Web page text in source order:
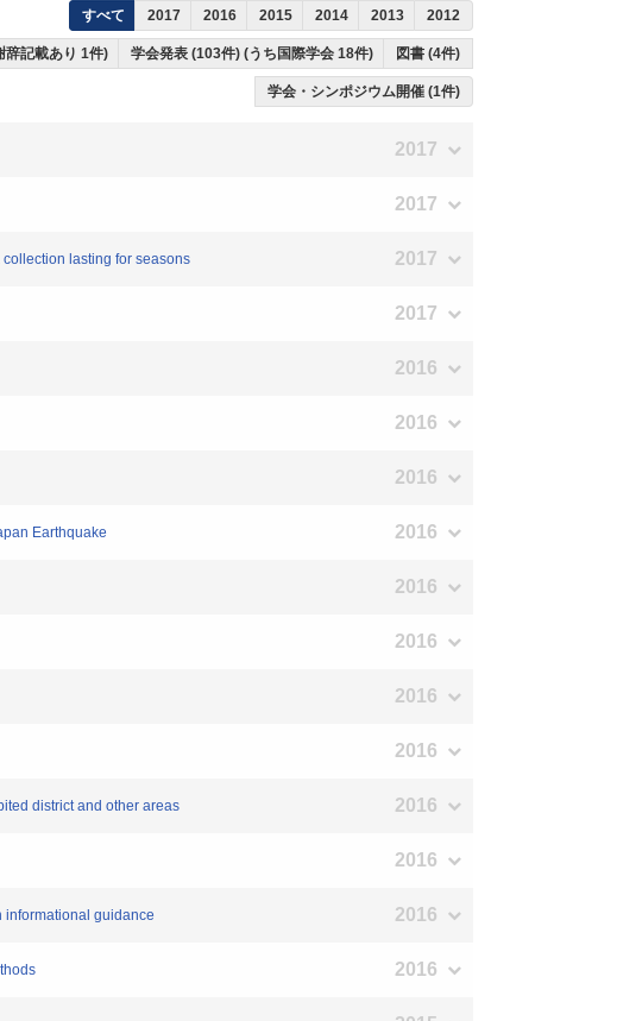
すべて 2017 2016 2015 2014 2013 2012
辞記載あり 1件) 学会発表 (103件) (うち国際学会 18件) 図書 (4件)
学会・シンポジウム開催 (1件)
2017
2017
lasting for seasons 2017
2017
2016
2016
2016
Earthquake 2016
2016
2016
2016
2016
district and other areas 2016
2016
informational guidance 2016
2016